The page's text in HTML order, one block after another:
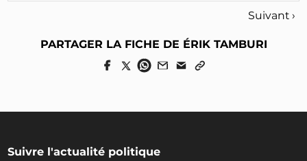
Suivant ›
PARTAGER LA FICHE DE ÉRIK TAMBURI
Suivre l'actualité politique